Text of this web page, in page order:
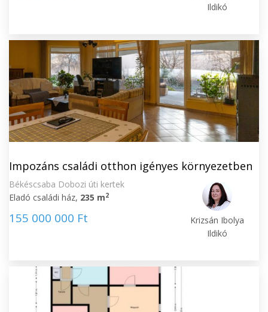
Ildikó
Impozáns családi otthon igényes környezetben
Békéscsaba Dobozi úti kertek
Eladó családi ház, 235 m2
155 000 000 Ft
Krizsán Ibolya
Ildikó